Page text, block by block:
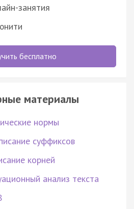
занятия
бесплатно
материалы
нормы
суффиксов
корней
анализ текста